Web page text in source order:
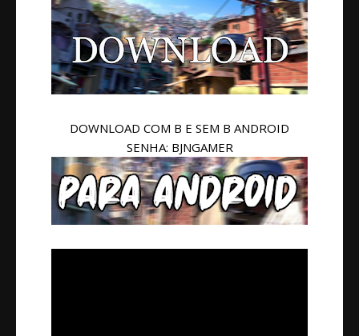
DOWNLOAD COM B E SEM B ANDROID
SENHA: BJNGAMER